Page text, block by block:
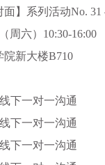
面】系列活动No.
周六）10:30-16:00
院新大楼B710
下一对一沟通
下一对一沟通
下一对一沟通